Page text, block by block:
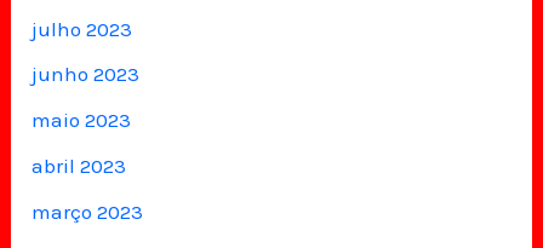
julho 2023
junho 2023
maio 2023
abril 2023
março 2023